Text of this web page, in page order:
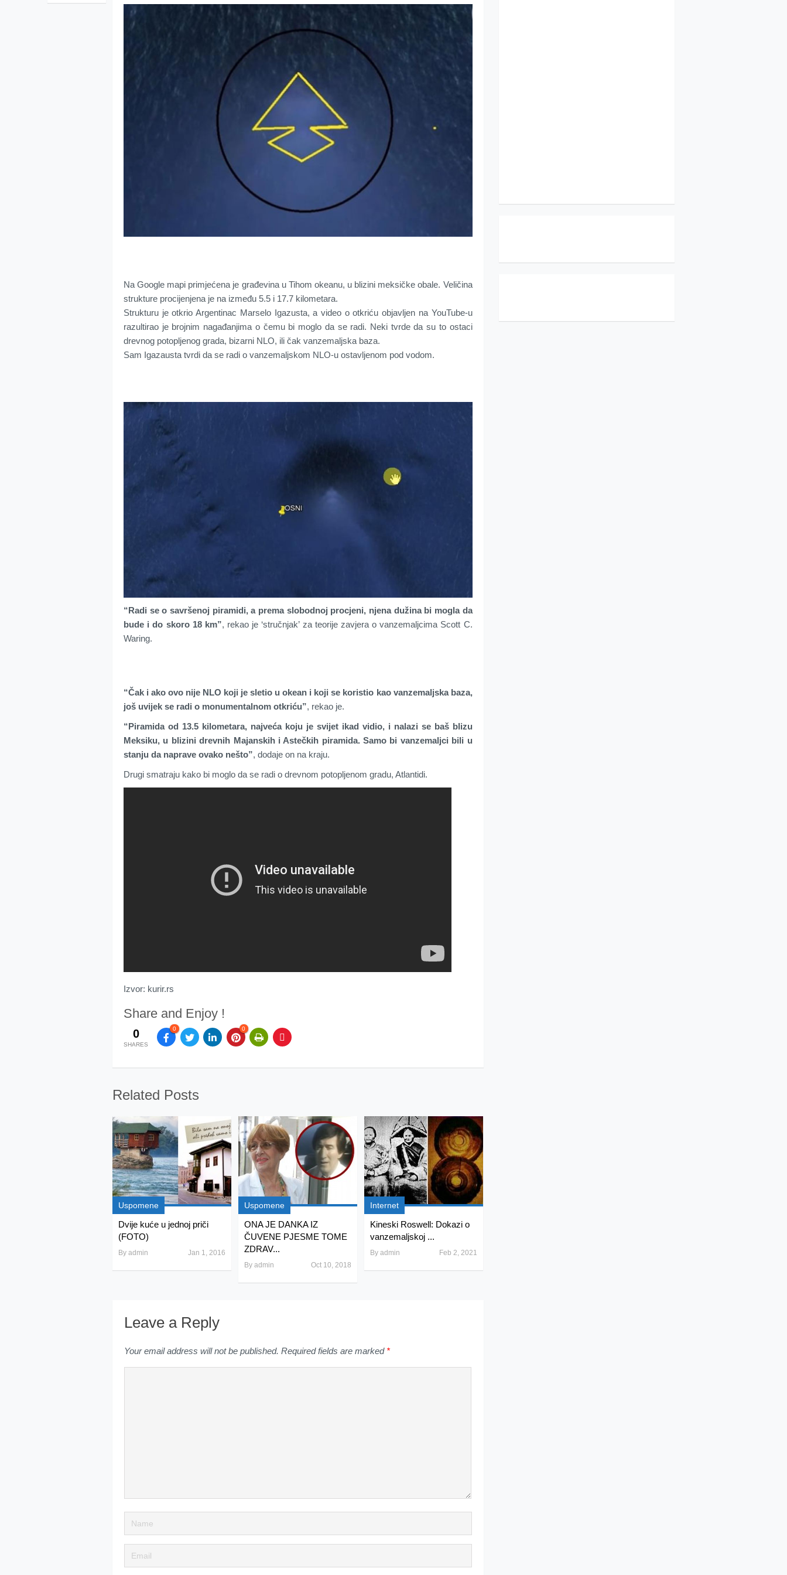
Na Google mapi primjećena je građevina u Tihom okeanu, u blizini meksičke obale. Veličina
strukture procijenjena je na između 5.5 i 17.7 kilometara.
Strukturu je otkrio Argentinac Marselo Igazusta, a video o otkriću objavljen na YouTube-u
razultirao je brojnim nagađanjima o čemu bi moglo da se radi. Neki tvrde da su to ostaci
drevnog potopljenog grada, bizarni NLO, ili čak vanzemaljska baza.
Sam Igazausta tvrdi da se radi o vanzemaljskom NLO-u ostavljenom pod vodom.
“Radi se o savršenoj piramidi, a prema slobodnoj procjeni, njena dužina bi mogla da
bude i do skoro 18 km”, rekao je ‘stručnjak’ za teorije zavjera o vanzemaljcima Scott C.
Waring.
“Čak i ako ovo nije NLO koji je sletio u okean i koji se koristio kao vanzemaljska baza,
još uvijek se radi o monumentalnom otkriću”, rekao je.
“Piramida od 13.5 kilometara, najveća koju je svijet ikad vidio, i nalazi se baš blizu
Meksiku, u blizini drevnih Majanskih i Astečkih piramida. Samo bi vanzemaljci bili u
stanju da naprave ovako nešto”, dodaje on na kraju.
Drugi smatraju kako bi moglo da se radi o drevnom potopljenom gradu, Atlantidi.
Izvor: kurir.rs
Share and Enjoy !
0
SHARES
0 0
Related Posts
Uspomene
Dvije kuće u jednoj priči
(FOTO)
By admin Jan 1, 2016
Uspomene
ONA JE DANKA IZ
ČUVENE PJESME TOME
ZDRAV...
By admin Oct 10, 2018
Internet
Kineski Roswell: Dokazi o
vanzemaljskoj ...
By admin Feb 2, 2021
Leave a Reply
Your email address will not be published. Required fields are marked *